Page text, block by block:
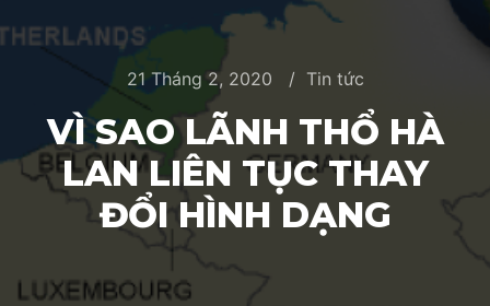
21 Tháng 2, 2020 Tin tức
VÌ SAO LÃNH THỔ HÀ
LAN LIÊN TỤC THAY
ĐỔI HÌNH DẠNG